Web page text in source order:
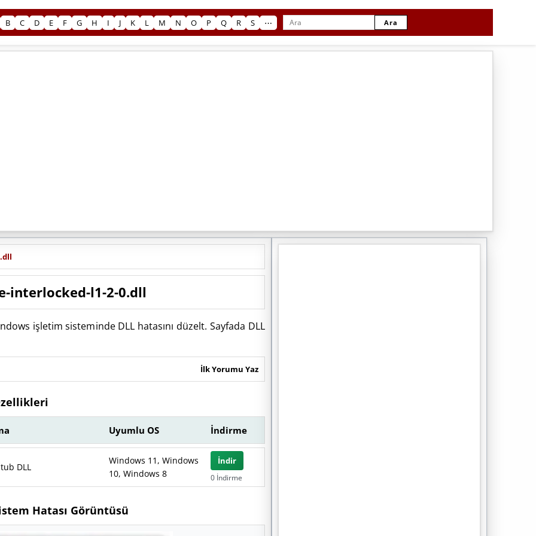
B C D E F G H I J K L M N O P Q R S ⋯ Ara
interlocked-l1-2-0.dll
işletim sisteminde DLL hatasını düzelt. Sayfada DLL
İlk Yorumu Yaz
Uyumlu OS İndirme
DLL
Windows 11, Windows
10, Windows 8
İndir
0 İndirme
Hatası Görüntüsü